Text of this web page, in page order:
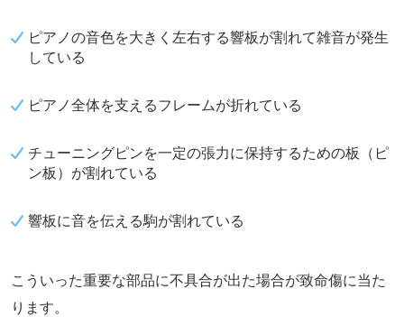
ピアノの音色を大きく左右する響板が割れて雑音が発生
している
ピアノ全体を支えるフレームが折れている
チューニングピンを一定の張力に保持するための板（ピ
ン板）が割れている
響板に音を伝える駒が割れている
こういった重要な部品に不具合が出た場合が致命傷に当た
ります。